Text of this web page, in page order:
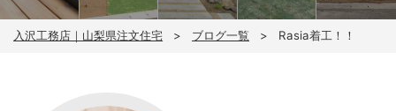
入沢工務店｜山梨県注文住宅 ブログ一覧 Rasia着工！！